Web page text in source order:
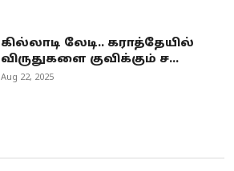
கில்லாடி லேடி.. கராத்தேயில்
விருதுகளை குவிக்கும் ச...
Aug 22, 2025